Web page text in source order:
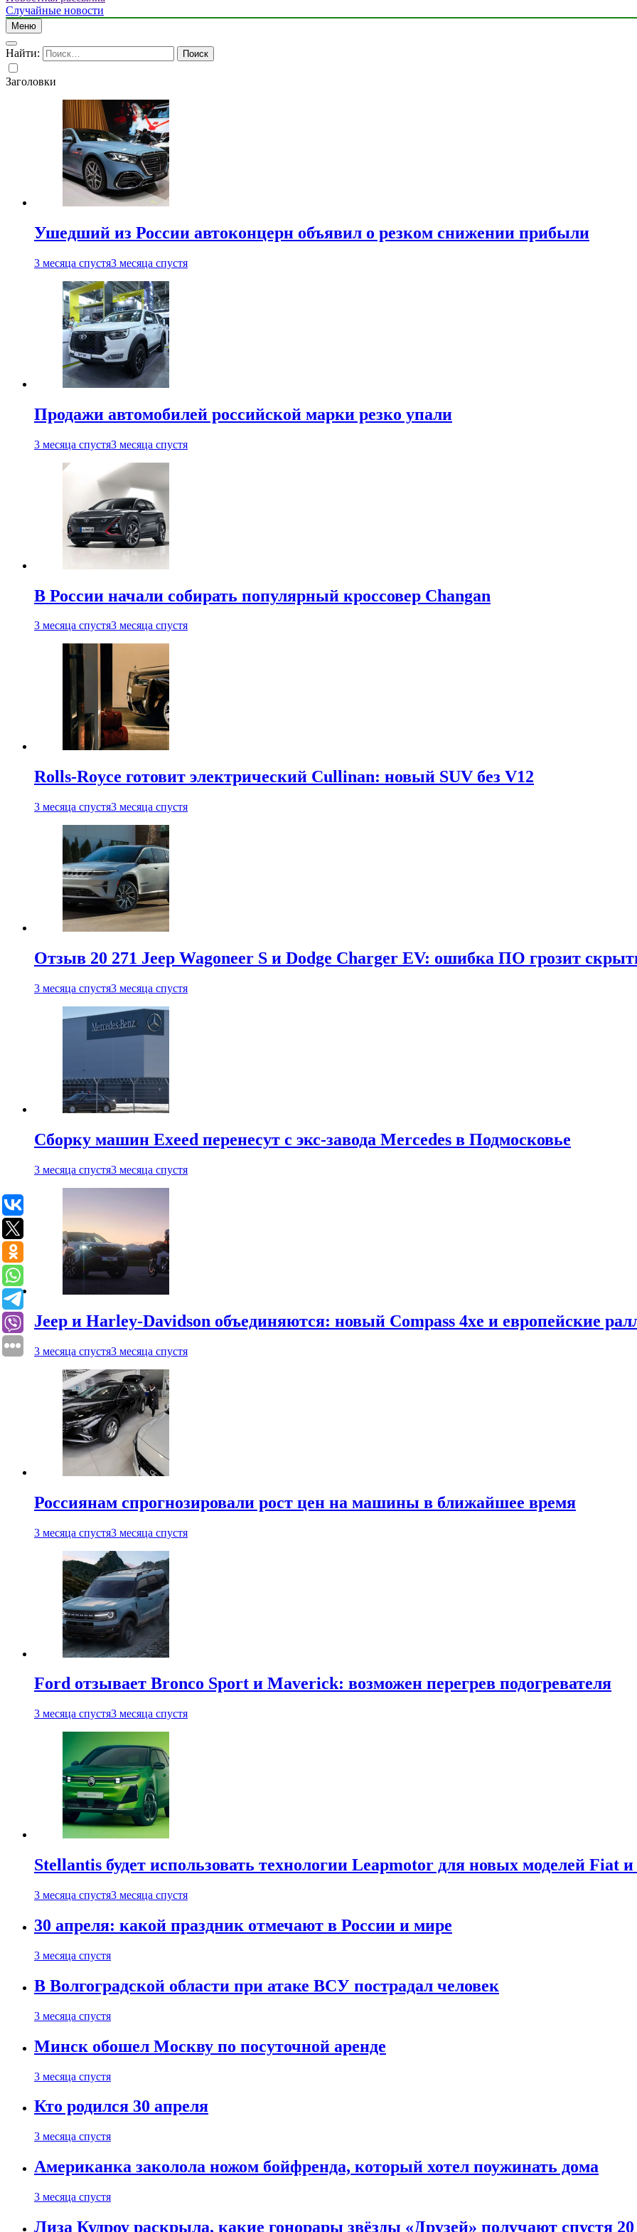
Случайные новости
Меню
Найти:
Заголовки
Ушедший из России автоконцерн объявил о резком снижении прибыли
3 месяца спустя3 месяца спустя
Продажи автомобилей российской марки резко упали
3 месяца спустя3 месяца спустя
В России начали собирать популярный кроссовер Changan
3 месяца спустя3 месяца спустя
Rolls-Royce готовит электрический Cullinan: новый SUV без V12
3 месяца спустя3 месяца спустя
Отзыв 20 271 Jeep Wagoneer S и Dodge Charger EV: ошибка ПО грозит
3 месяца спустя3 месяца спустя
Сборку машин Exeed перенесут с экс-завода Mercedes в Подмосковье
3 месяца спустя3 месяца спустя
Jeep и Harley-Davidson объединяются: новый Compass 4xe и европейские
3 месяца спустя3 месяца спустя
Россиянам спрогнозировали рост цен на машины в ближайшее время
3 месяца спустя3 месяца спустя
Ford отзывает Bronco Sport и Maverick: возможен перегрев подогревателя
3 месяца спустя3 месяца спустя
Stellantis будет использовать технологии Leapmotor для новых моделей Fiat
3 месяца спустя3 месяца спустя
30 апреля: какой праздник отмечают в России и мире
3 месяца спустя
В Волгоградской области при атаке ВСУ пострадал человек
3 месяца спустя
Минск обошел Москву по посуточной аренде
3 месяца спустя
Кто родился 30 апреля
3 месяца спустя
Американка заколола ножом бойфренда, который хотел поужинать дома
3 месяца спустя
Лиза Кудроу раскрыла, какие гонорары звёзды «Друзей» получают спустя